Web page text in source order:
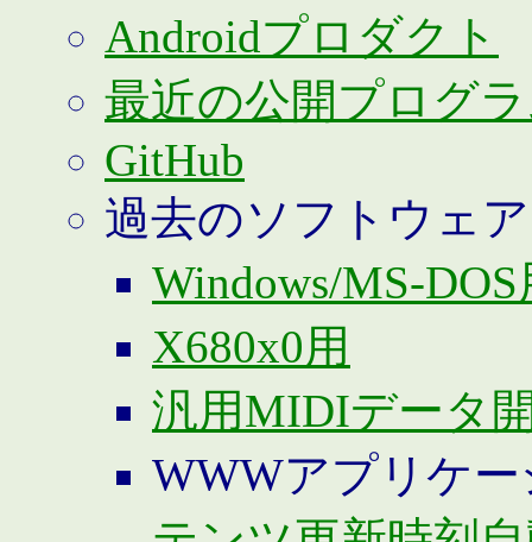
Androidプロダクト
最近の公開プログ
GitHub
過去のソフトウェア
Windows/MS-DOS
X680x0用
汎用MIDIデータ
WWWアプリケ